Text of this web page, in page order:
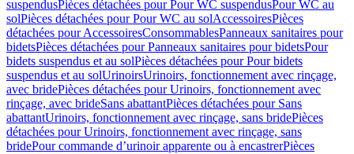
suspendusPièces détachées pour Pour WC suspendusPour WC au
solPièces détachées pour Pour WC au solAccessoiresPièces
détachées pour AccessoiresConsommablesPanneaux sanitaires pour
bidetsPièces détachées pour Panneaux sanitaires pour bidetsPour
bidets suspendus et au solPièces détachées pour Pour bidets
suspendus et au solUrinoirsUrinoirs, fonctionnement avec rinçage,
avec bridePièces détachées pour Urinoirs, fonctionnement avec
rinçage, avec brideSans abattantPièces détachées pour Sans
abattantUrinoirs, fonctionnement avec rinçage, sans bridePièces
détachées pour Urinoirs, fonctionnement avec rinçage, sans
bridePour commande d’urinoir apparente ou à encastrerPièces